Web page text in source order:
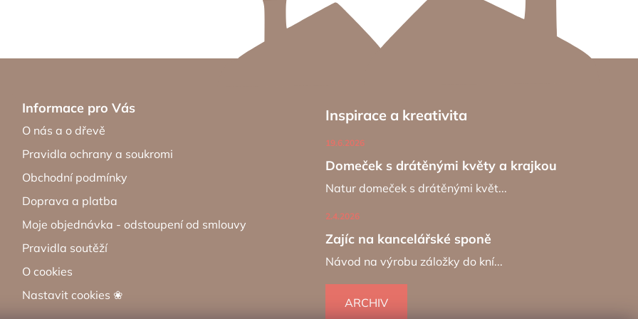
Informace pro Vás
O nás a o dřevě
Pravidla ochrany a soukromi
Obchodní podmínky
Doprava a platba
Moje objednávka - odstoupení od smlouvy
Pravidla soutěží
O cookies
Nastavit cookies ❀
Inspirace a kreativita
Domeček s drátěnými květy a krajkou
19.6.2026
Natur domeček s drátěnými květ...
Zajíc na kancelářské sponě
2.4.2026
Návod na výrobu záložky do kní...
ARCHIV